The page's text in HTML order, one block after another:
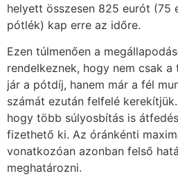
helyett összesen 825 eurót (75
pótlék) kap erre az időre.
Ezen túlmenően a
rendelkeznek, hogy nem csak
jár a pótdíj, hanem már a fél
számát ezután felfelé
hogy több súlyosbítás is
fizethető ki. Az óránkénti
vonatkozóan azonban felső
meghatározni.